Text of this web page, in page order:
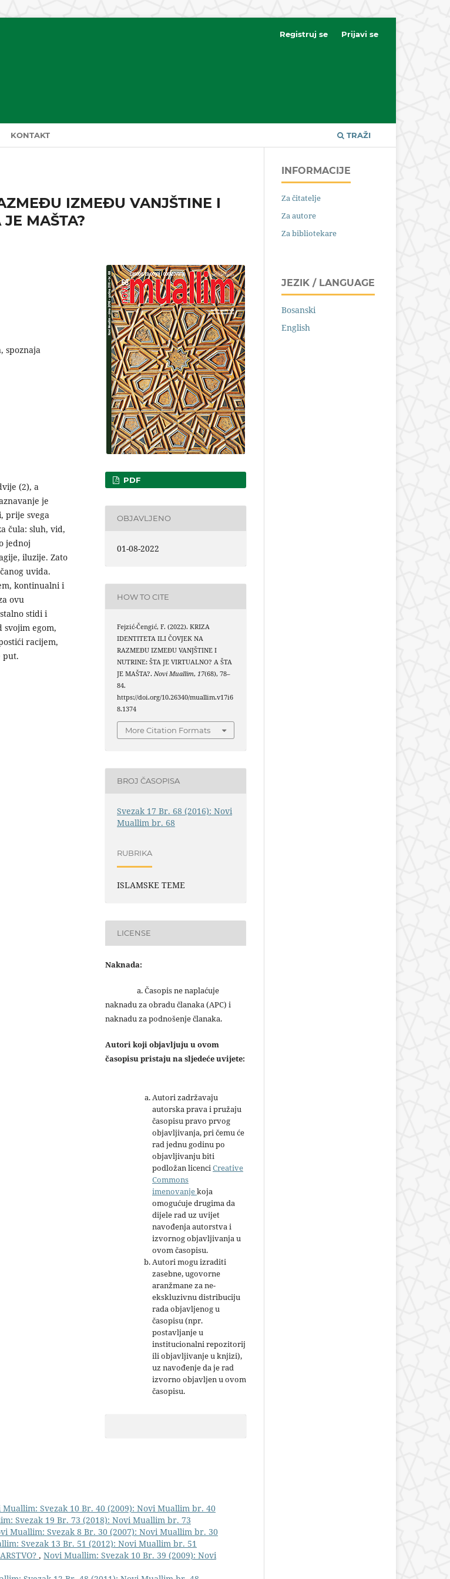
KONTAKT TRAŽI
Registruj se Prijavi se
IZMEĐU VANJŠTINE I
MAŠTA?
spoznaja
(2), a
je
prije svega
čula: sluh, vid,
jednoj
iluzije. Zato
uvida.
kontinualni i
ovu
stidi i
svojim egom,
racijem,
put.
PDF
OBJAVLJENO
01-08-2022
HOW TO CITE
Fejzić-Čengić, F. (2022). KRIZA
IDENTITETA ILI ČOVJEK NA
RAZMEĐU IZMEĐU VANJŠTINE I
NUTRINE: ŠTA JE VIRTUALNO? A ŠTA
JE MAŠTA?.Novi Muallim,17(68), 78–
84.
https://doi.org/10.26340/muallim.v17i6
8.1374
More Citation Formats
BROJ ČASOPISA
Svezak 17 Br. 68 (2016): Novi
Muallim br. 68
RUBRIKA
ISLAMSKE TEME
LICENSE
Naknada:
a. Časopis ne naplaćuje
naknadu za obradu članaka (APC) i
naknadu za podnošenje članaka.
Autori koji objavljuju u ovom
časopisu pristaju na sljedeće uvijete:
Autori zadržavaju
autorska prava i pružaju
časopisu pravo prvog
objavljivanja, pri čemu će
rad jednu godinu po
objavljivanju biti
podložan licenciCreative
Commons
imenovanjekoja
omogućuje drugima da
dijele rad uz uvijet
navođenja autorstva i
izvornog objavljivanja u
ovom časopisu.
Autori mogu izraditi
zasebne, ugovorne
aranžmane za ne-
ekskluzivnu distribuciju
rada objavljenog u
časopisu (npr.
postavljanje u
institucionalni repozitorij
ili objavljivanje u knjizi),
uz navođenje da je rad
izvorno objavljen u ovom
časopisu.
Muallim: Svezak 10 Br. 40 (2009): Novi Muallim br. 40
Svezak 19 Br. 73 (2018): Novi Muallim br. 73
Muallim: Svezak 8 Br. 30 (2007): Novi Muallim br. 30
Svezak 13 Br. 51 (2012): Novi Muallim br. 51
, Novi Muallim: Svezak 10 Br. 39 (2009): Novi
INFORMACIJE
Za čitatelje
Za autore
Za bibliotekare
JEZIK / LANGUAGE
Bosanski
English